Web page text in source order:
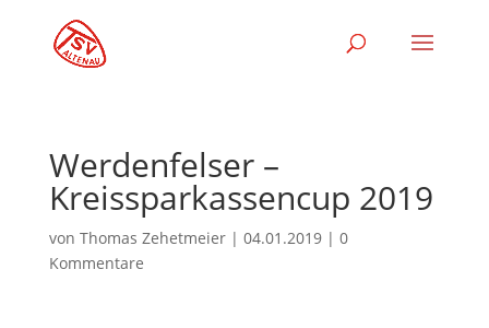
Werdenfelser –
Kreissparkassencup 2019
von Thomas Zehetmeier| 04.01.2019| 0
Kommentare